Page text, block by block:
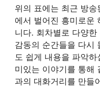
위의 표에는 최근 방송
에서 벌어진 흥미로운
니다. 회차별로 다양
감동의 순간들을 다시
도 쉽게 내용을 파악
미있는 이야기를 통해
과의 대화거리를 만들